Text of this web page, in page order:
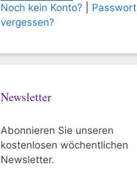
Noch kein Konto?
Passwort
vergessen?
Newsletter
Abonnieren Sie unseren
kostenlosen wöchentlichen
Newsletter.